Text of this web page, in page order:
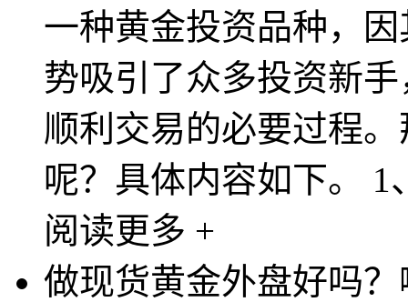
一种黄金投资品种，
势吸引了众多投资新
顺利交易的必要过程
呢？具体内容如下。 1
阅读更多 +
做现货黄金外盘好吗